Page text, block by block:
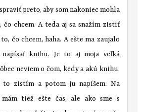
preto, aby som nakoniec mohla
čo chcem. A teda aj sa snažím zistiť
čo chcem, haha. A ešte ma zaujalo
knihu. Je to aj moja veľká
neviem o čom, kedy a akú knihu.
to zistím a potom ju napíšem. Na
mám tiež ešte čas, ale ako sme s